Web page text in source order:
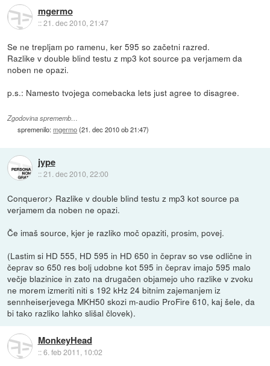
mgermo
::21. dec 2010, 21:47
Se ne trepljam po ramenu, ker 595 so začetni razred.
Razlike v double blind testu z mp3 kot source pa verjamem da
noben ne opazi.
p.s.: Namesto tvojega comebacka lets just agree to disagree.
Zgodovina sprememb…
spremenilo:mgermo(21. dec 2010 ob 21:47)
jype
::21. dec 2010, 22:00
Conqueror> Razlike v double blind testu z mp3 kot source pa
verjamem da noben ne opazi.
Če imaš source, kjer je razliko moč opaziti, prosim, povej.
(Lastim si HD 555, HD 595 in HD 650 in čeprav so vse odlične in
čeprav so 650 res bolj udobne kot 595 in čeprav imajo 595 malo
večje blazinice in zato na drugačen objamejo uho razlike v zvoku
ne morem izmeriti niti s 192 kHz 24 bitnim zajemanjem iz
sennheiserjevega MKH50 skozi m-audio ProFire 610, kaj šele, da
bi tako razliko lahko slišal človek).
MonkeyHead
::6. feb 2011, 10:02